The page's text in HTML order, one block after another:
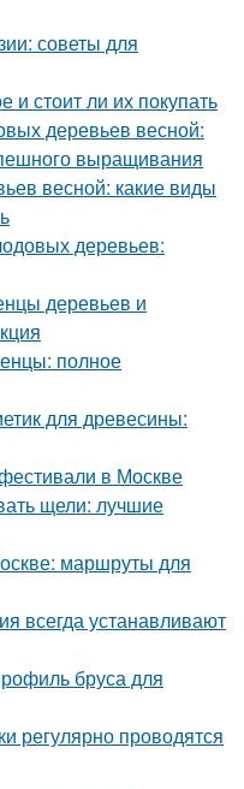
советы для
и стоит ли их покупать
деревьев весной:
выращивания
весной: какие виды
деревьев:
деревьев и
полное
для древесины:
в Москве
щели: лучшие
маршруты для
всегда устанавливают
бруса для
регулярно проводятся